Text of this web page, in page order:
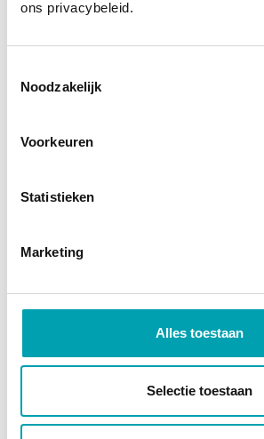
ons privacybeleid.
Noodzakelijk
Voorkeuren
Statistieken
Marketing
Alles toestaan
Selectie toestaan
BeneWalks
LIRE PLUS